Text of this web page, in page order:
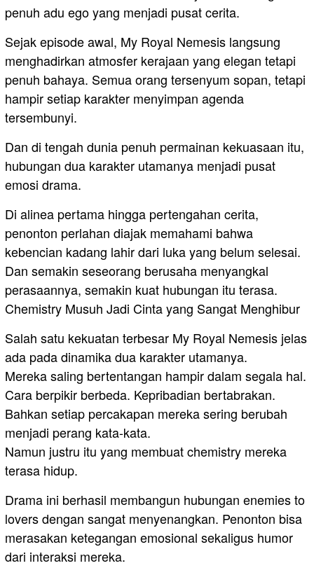
penuh adu ego yang menjadi pusat cerita.
Sejak episode awal, My Royal Nemesis langsung
menghadirkan atmosfer kerajaan yang elegan tetapi
penuh bahaya. Semua orang tersenyum sopan, tetapi
hampir setiap karakter menyimpan agenda
tersembunyi.
Dan di tengah dunia penuh permainan kekuasaan itu,
hubungan dua karakter utamanya menjadi pusat
emosi drama.
Di alinea pertama hingga pertengahan cerita,
penonton perlahan diajak memahami bahwa
kebencian kadang lahir dari luka yang belum selesai.
Dan semakin seseorang berusaha menyangkal
perasaannya, semakin kuat hubungan itu terasa.
Chemistry Musuh Jadi Cinta yang Sangat Menghibur
Salah satu kekuatan terbesar My Royal Nemesis jelas
ada pada dinamika dua karakter utamanya.
Mereka saling bertentangan hampir dalam segala hal.
Cara berpikir berbeda. Kepribadian bertabrakan.
Bahkan setiap percakapan mereka sering berubah
menjadi perang kata-kata.
Namun justru itu yang membuat chemistry mereka
terasa hidup.
Drama ini berhasil membangun hubungan enemies to
lovers dengan sangat menyenangkan. Penonton bisa
merasakan ketegangan emosional sekaligus humor
dari interaksi mereka.